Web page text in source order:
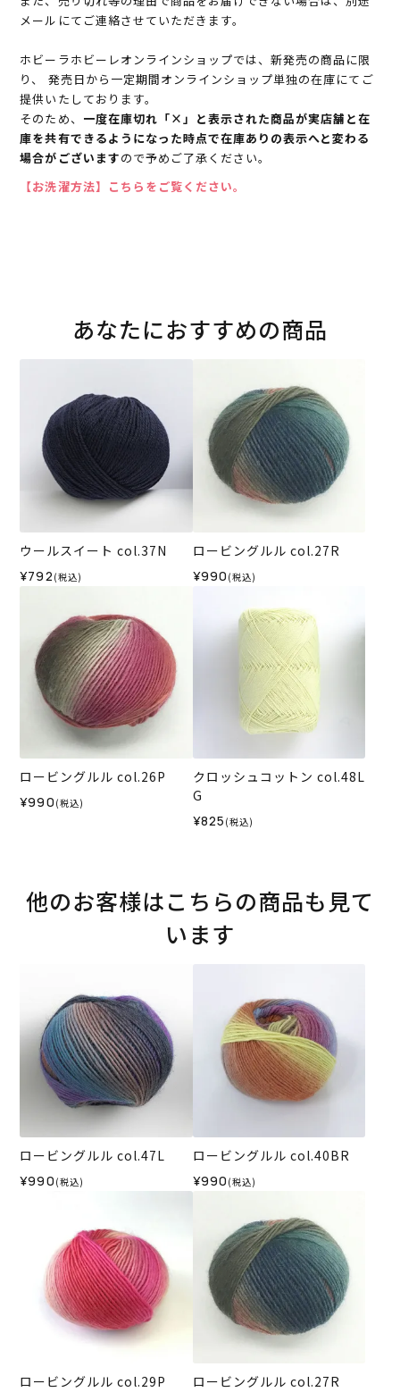
メールにてご連絡させていただきます。
ホビーラホビーレオンラインショップでは、新発売の商品に限
り、 発売日から一定期間オンラインショップ単独の在庫にてご
提供いたしております。
そのため、 一度在庫切れ「×」と表示された商品が実店舗と在
庫を共有できるようになった時点で在庫ありの表示へと変わる
場合がございますので予めご了承ください。
【お洗濯方法】こちらをご覧ください。
あなたにおすすめの商品
ウールスイート col.37N
¥792 (税込)
ロービングルル col.27R
¥990 (税込)
ロービングルル col.26P
¥990 (税込)
クロッシュコットン col.48L
G
¥825 (税込)
他のお客様はこちらの商品も見て
います
ロービングルル col.47L
¥990 (税込)
ロービングルル col.40BR
¥990 (税込)
ロービングルル col.29P ロービングルル col.27R